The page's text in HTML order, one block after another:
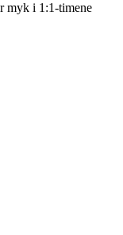
myk i 1:1-timene